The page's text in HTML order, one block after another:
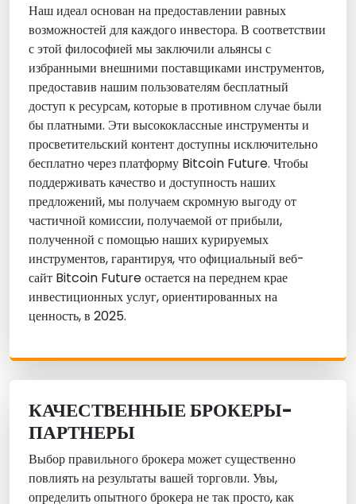
Наш идеал основан на предоставлении равных
возможностей для каждого инвестора. В соответствии
с этой философией мы заключили альянсы с
избранными внешними поставщиками инструментов,
предоставив нашим пользователям бесплатный
доступ к ресурсам, которые в противном случае были
бы платными. Эти высококлассные инструменты и
просветительский контент доступны исключительно
бесплатно через платформу Bitcoin Future. Чтобы
поддерживать качество и доступность наших
предложений, мы получаем скромную выгоду от
частичной комиссии, получаемой от прибыли,
полученной с помощью наших курируемых
инструментов, гарантируя, что официальный веб-
сайт Bitcoin Future остается на переднем крае
инвестиционных услуг, ориентированных на
ценность, в 2025.
КАЧЕСТВЕННЫЕ БРОКЕРЫ-
ПАРТНЕРЫ
Выбор правильного брокера может существенно
повлиять на результаты вашей торговли. Увы,
определить опытного брокера не так просто, как